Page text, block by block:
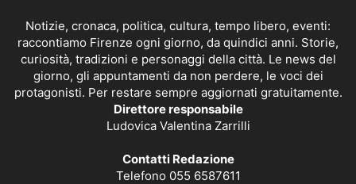
Notizie, cronaca, politica, cultura, tempo libero, eventi:
raccontiamo Firenze ogni giorno, da quindici anni. Storie,
curiosità, tradizioni e personaggi della città. Le news del
giorno, gli appuntamenti da non perdere, le voci dei
protagonisti. Per restare sempre aggiornati gratuitamente.
Direttore responsabile
Ludovica Valentina Zarrilli
Contatti Redazione
Telefono 055 6587611